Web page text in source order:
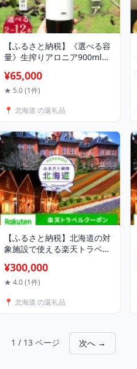
【ふるさと納税】《選べる容
量》生搾りアロニア900ml
のハイグレード食品2024 日
本ギフト大賞2024北海道賞
¥65,000
★ 5.0 (1件)
📍 北海道 の返礼品
【ふるさと納税】北海道の対
象施設で使える楽天トラベル
F6S-402
¥300,000
★ 4.0 (1件)
📍 北海道 の返礼品
1 / 13 ページ 次へ →